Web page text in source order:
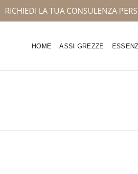
RICHIEDI LA TUA CONSULENZA
HOME ASSI GREZZE